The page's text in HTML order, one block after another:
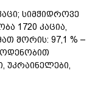
სიმჭიდროვე
1720 კაცია,
შორის: 97,1 % –
უკრაინელები,